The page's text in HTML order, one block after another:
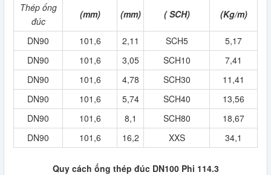
Thép ống
đúc
(mm) (mm) ( SCH) (Kg/m)
DN90 101,6 2,11 SCH5
5,17
DN90
101,6 3,05 SCH10
7,41
DN90
101,6 4,78 SCH30
11,41
DN90
101,6 5,74 SCH40
13,56
DN90
101,6 8,1 SCH80
18,67
DN90
101,6 16,2 XXS 34,1
Quy cách ống thép đúc DN100 Phi 114.3